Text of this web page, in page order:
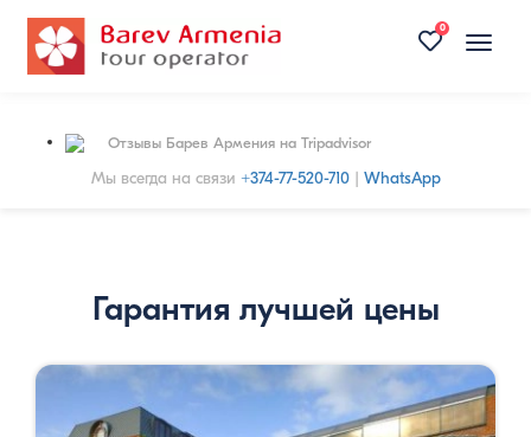
Toggle
0
Отзывы Барев Армения на Tripadvisor
Мы всегда на связи +374-77-520-710| WhatsApp
Гарантия лучшей цены